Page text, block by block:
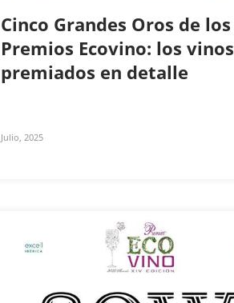
Cinco Grandes Oros de los
Premios Ecovino: los vinos
premiados en detalle
Julio, 2025